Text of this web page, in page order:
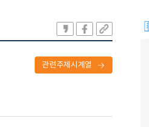
관련주제시계열